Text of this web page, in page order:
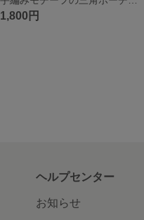
1,800円
ヘルプセンター
お知らせ